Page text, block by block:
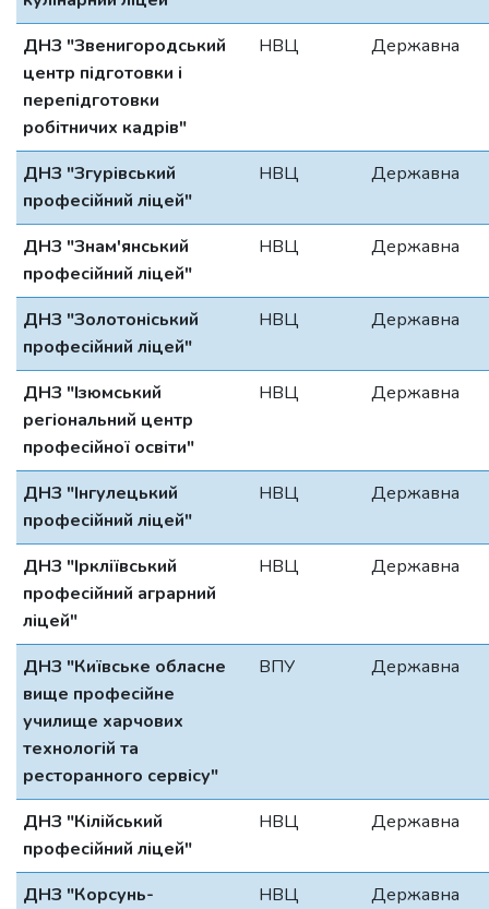
ДНЗ "Звенигородський
центр підготовки і
перепідготовки
робітничих кадрів"
НВЦ Державна
ДНЗ "Згурівський
професійний ліцей"
НВЦ Державна
ДНЗ "Знам'янський
професійний ліцей"
НВЦ Державна
ДНЗ "Золотоніський
професійний ліцей"
НВЦ Державна
ДНЗ "Ізюмський
регіональний центр
професійної освіти"
НВЦ Державна
ДНЗ "Інгулецький
професійний ліцей"
НВЦ Державна
ДНЗ "Іркліївський
професійний аграрний
ліцей"
НВЦ Державна
ДНЗ "Київське обласне
вище професійне
училище харчових
технологій та
ресторанного сервісу"
ВПУ Державна
ДНЗ "Кілійський
професійний ліцей"
НВЦ Державна
ДНЗ "Корсунь-
НВЦ Державна